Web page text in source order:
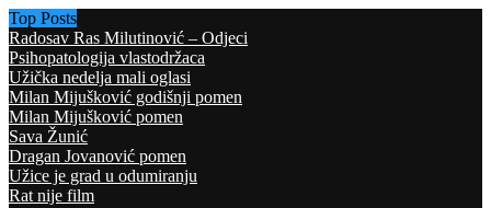
Top Posts
Radosav Ras Milutinović – Odjeci
Psihopatologija vlastodržaca
Užička nedelja mali oglasi
Milan Mijušković godišnji pomen
Milan Mijušković pomen
Sava Žunić
Dragan Jovanović pomen
Užice je grad u odumiranju
Rat nije film